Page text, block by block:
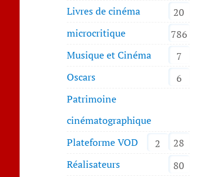
Livres de cinéma
20
microcritique
786
Musique et Cinéma
7
Oscars
6
Patrimoine
cinématographique
28
Plateforme VOD
2
Réalisateurs
80